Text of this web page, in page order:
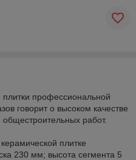
профессиональной
говорит о высоком качестве
работ.
плитке
230 мм; высота сегмента 5